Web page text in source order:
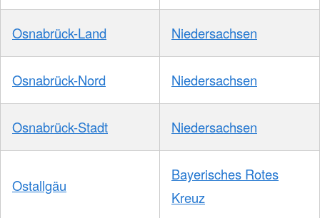
Osnabrück-Land Niedersachsen
Osnabrück-Nord Niedersachsen
Osnabrück-Stadt Niedersachsen
Ostallgäu
Bayerisches Rotes
Kreuz